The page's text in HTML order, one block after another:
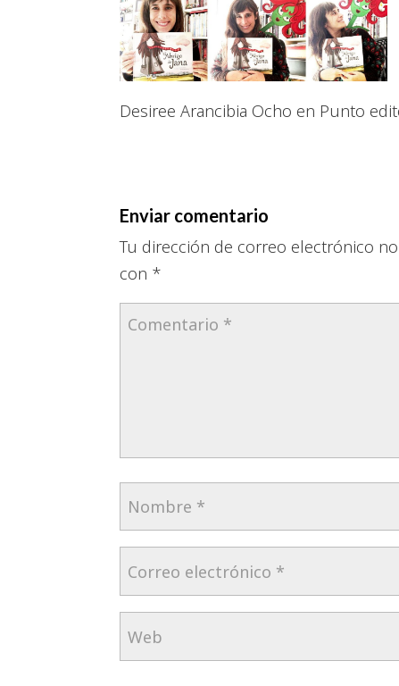
Desiree Arancibia Ocho en Punto
Enviar comentario
Tu dirección de correo electrónico
con *